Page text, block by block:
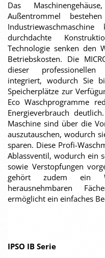
Das
Außentrommel
durchdachte
Technologie senken den
Betriebskosten. Die
dieser professionellen
integriert, wodurch Sie
Speicherplätze zur
Eco Waschprogramme
Energieverbrauch
Maschine sind über die
auszutauschen, wodurch
sparen. Diese Profi-
Ablassventil, wodurch ein
sowie Verstopfungen
gehört zudem ein
herausnehmbaren
ermöglicht ein einfaches
IPSO IB Serie